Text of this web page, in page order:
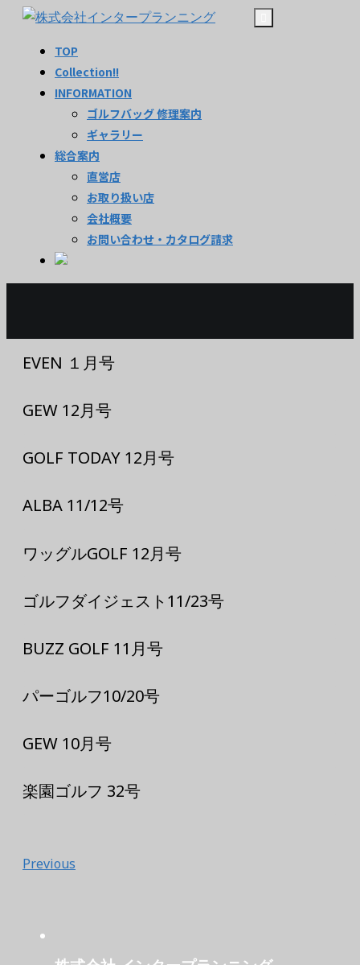
TOP
Collection!!
INFORMATION
ゴルフバッグ 修理案内
ギャラリー
総合案内
直営店
お取り扱い店
会社概要
お問い合わせ・カタログ請求
EVEN １月号
GEW 12月号
GOLF TODAY 12月号
ALBA 11/12号
ワッグルGOLF 12月号
ゴルフダイジェスト11/23号
BUZZ GOLF 11月号
パーゴルフ10/20号
GEW 10月号
楽園ゴルフ 32号
Previous